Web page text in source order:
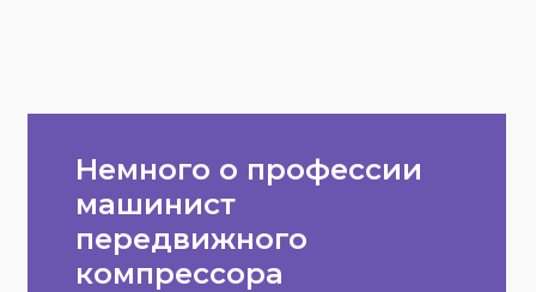
Немного о профессии
машинист
передвижного
компрессора